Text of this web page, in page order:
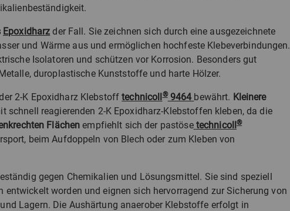
Epoxidharz der Fall. Sie zeichnen sich durch eine ausgezeichnete
und Wärme aus und ermöglichen hochfeste Klebeverbindungen.
Isolatoren und schützen vor Korrosion. Besonders gut
duroplastische Kunststoffe und harte Hölzer.
2-K Epoxidharz Klebstofftechnicoll®9464 bewährt. Kleinere
reagierenden 2-K Epoxidharz-Klebstoffen kleben, da die
Flächen empfiehlt sich der pastöse technicoll®
beim Aufdoppeln von Blech oder zum Kleben von
gegen Chemikalien und Lösungsmittel. Sie sind speziell
entwickelt worden und eignen sich hervorragend zur Sicherung von
Lagern. Die Aushärtung anaerober Klebstoffe erfolgt in